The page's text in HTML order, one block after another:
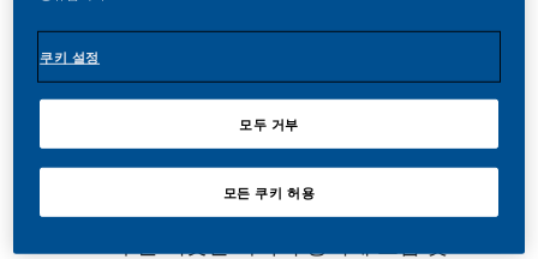
소비자 혼란 해소를 위해 식약처의
궐련형 전자담배 분석결과 발표에 대
한 해명 다시 촉구
일반담배에서조차 의미 없는 ‘타
르’가 아니라, 비임상연구 및 임상연
쿠키 설정
모두 거부
모든 쿠키 허용